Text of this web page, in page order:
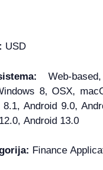
USD
Web-
8, OSX,
Android 9.0,
Android 13.0
Finance